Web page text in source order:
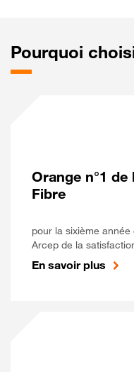
Pourquoi
Orange n°1
Fibre
pour la sixième
Arcep de la
En savoir plus